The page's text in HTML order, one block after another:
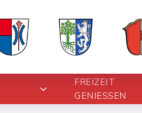
FREIZEIT
GENIESSEN